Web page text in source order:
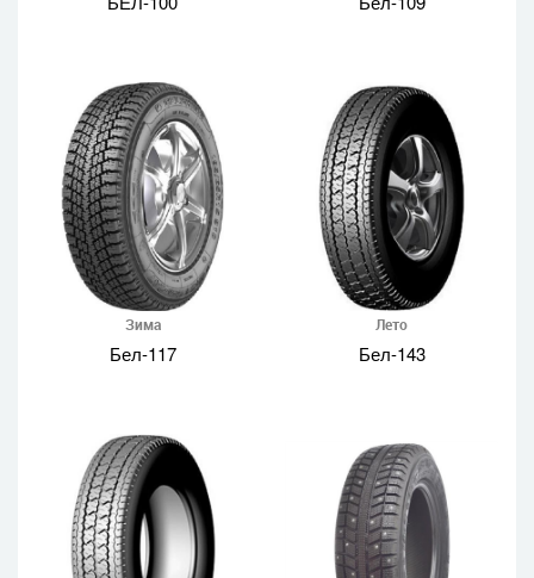
Зима
Бел-117
Лето
Бел-143